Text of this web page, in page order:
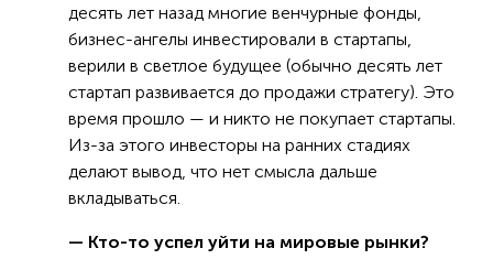
десять лет назад многие венчурные фонды,
бизнес-ангелы инвестировали в стартапы,
верили в светлое будущее (обычно десять лет
стартап развивается до продажи стратегу). Это
время прошло — и никто не покупает стартапы.
Из-за этого инвесторы на ранних стадиях
делают вывод, что нет смысла дальше
вкладываться.
— Кто-то успел уйти на мировые рынки?